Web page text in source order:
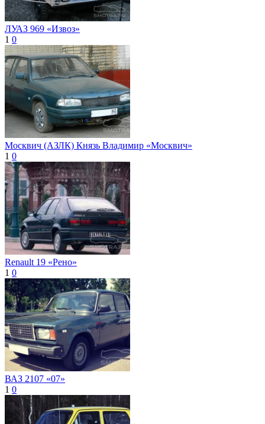
ЛУАЗ 969 «Извоз»
1 0
Москвич (АЗЛК) Князь Владимир «Москвич»
1 0
Renault 19 «Рено»
1 0
ВАЗ 2107 «07»
1 0